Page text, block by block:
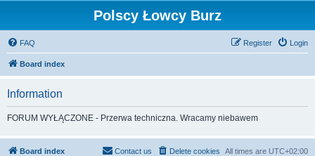
Polscy Łowcy Burz
FAQ Login
Register
Board index
Information
FORUM WYŁĄCZONE - Przerwa techniczna. Wracamy niebawem
Board index All times are UTC+02:00
Delete cookies
Contact us